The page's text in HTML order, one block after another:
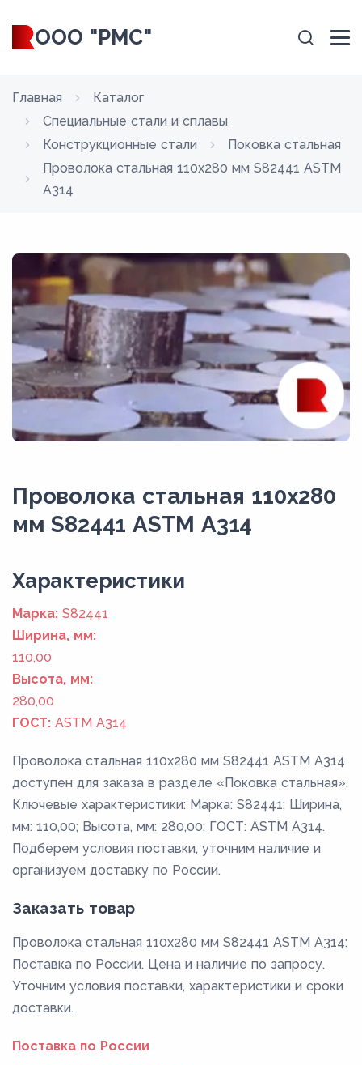
ООО "РМС"
Главная
Каталог
Специальные стали и сплавы
Конструкционные стали
Поковка стальная
Проволока стальная 110х280 мм S82441 ASTM
A314
Проволока стальная 110х280
мм S82441 ASTM A314
Xарактеристики
Марка: S82441
Ширина, мм:
110,00
Высота, мм:
280,00
ГОСТ: ASTM A314
Проволока стальная 110х280 мм S82441 ASTM A314
доступен для заказа в разделе «Поковка стальная».
Ключевые характеристики: Марка: S82441; Ширина,
мм: 110,00; Высота, мм: 280,00; ГОСТ: ASTM A314.
Подберем условия поставки, уточним наличие и
организуем доставку по России.
Заказать товар
Проволока стальная 110х280 мм S82441 ASTM A314:
Поставка по России. Цена и наличие по запросу.
Уточним условия поставки, характеристики и сроки
доставки.
Поставка по России